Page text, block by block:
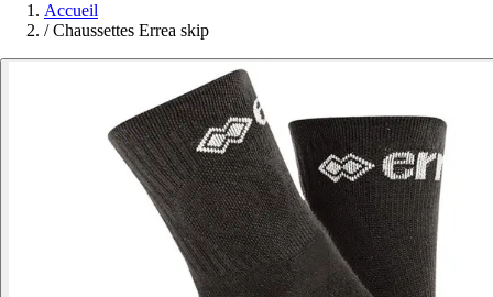
Accueil
/ Chaussettes Errea skip